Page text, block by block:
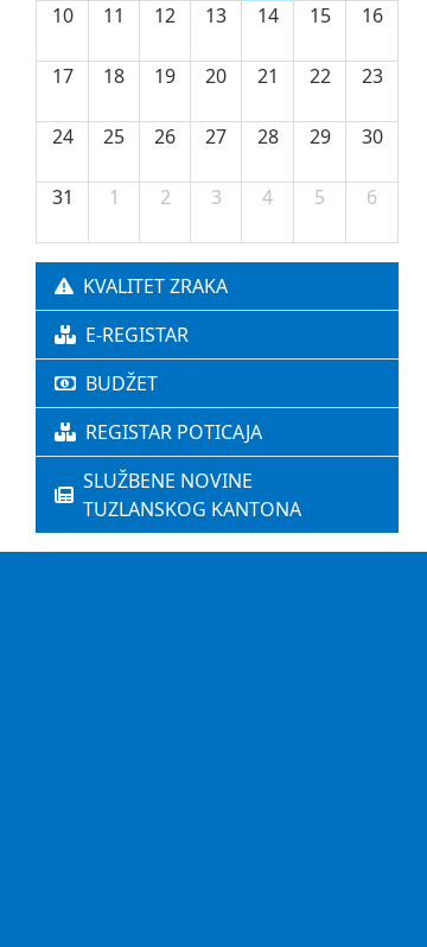
10 11 12 13 14 15 16
17 18 19 20 21 22 23
24 25 26 27 28 29 30
31 1 2 3 4 5 6
KVALITET ZRAKA
E-REGISTAR
BUDŽET
REGISTAR POTICAJA
SLUŽBENE NOVINE
TUZLANSKOG KANTONA